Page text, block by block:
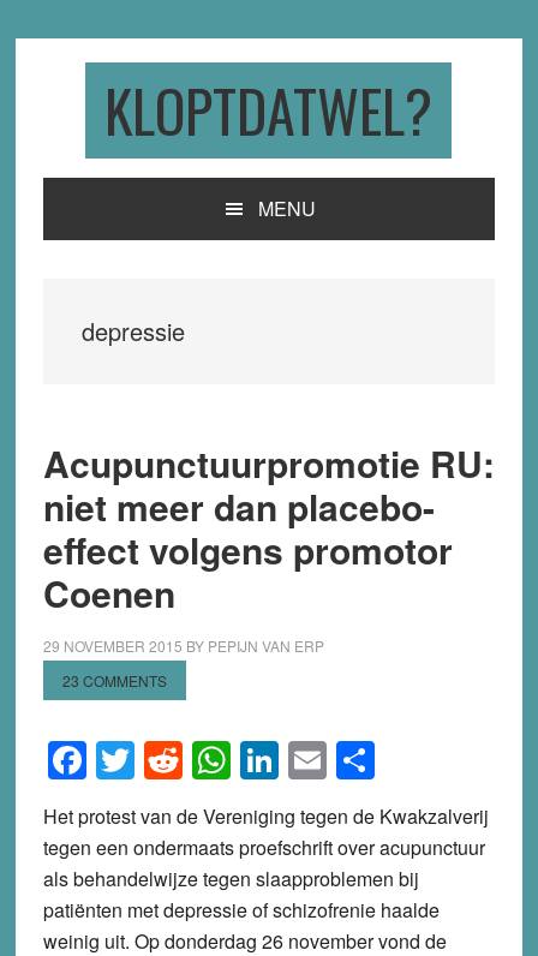
KLOPTDATWEL?
MENU
depressie
Acupunctuurpromotie RU:
niet meer dan placebo-
effect volgens promotor
Coenen
29 NOVEMBER 2015 BY PEPIJN VAN ERP
23 COMMENTS
Facebook
Twitter
Reddit
WhatsApp
LinkedIn
EmailShare
Het protest van de Vereniging tegen de Kwakzalverij
tegen een ondermaats proefschrift over acupunctuur
als behandelwijze tegen slaapproblemen bij
patiënten met depressie of schizofrenie haalde
weinig uit. Op donderdag 26 november vond de